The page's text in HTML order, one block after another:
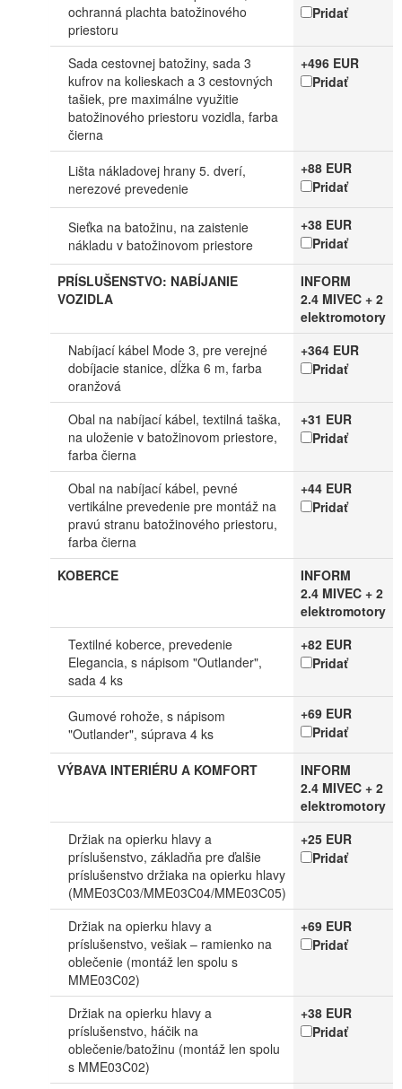
ochranná plachta batožinového
priestoru
Pridať
Sada cestovnej batožiny, sada 3
kufrov na kolieskach a 3 cestovných
tašiek, pre maximálne využitie
batožinového priestoru vozidla, farba
čierna
+496 EUR
Pridať
Lišta nákladovej hrany 5. dverí,
nerezové prevedenie
+88 EUR
Pridať
Sieťka na batožinu, na zaistenie
nákladu v batožinovom priestore
+38 EUR
Pridať
PRÍSLUŠENSTVO: NABÍJANIE
VOZIDLA
INFORM
2.4 MIVEC + 2
elektromotory
Nabíjací kábel Mode 3, pre verejné
dobíjacie stanice, dĺžka 6 m, farba
oranžová
+364 EUR
Pridať
Obal na nabíjací kábel, textilná taška,
na uloženie v batožinovom priestore,
farba čierna
+31 EUR
Pridať
Obal na nabíjací kábel, pevné
vertikálne prevedenie pre montáž na
pravú stranu batožinového priestoru,
farba čierna
+44 EUR
Pridať
KOBERCE
INFORM
2.4 MIVEC + 2
elektromotory
Textilné koberce, prevedenie
Elegancia, s nápisom "Outlander",
sada 4 ks
+82 EUR
Pridať
Gumové rohože, s nápisom
"Outlander", súprava 4 ks
+69 EUR
Pridať
VÝBAVA INTERIÉRU A KOMFORT
INFORM
2.4 MIVEC + 2
elektromotory
Držiak na opierku hlavy a
príslušenstvo, základňa pre ďalšie
príslušenstvo držiaka na opierku hlavy
(MME03C03/MME03C04/MME03C05)
+25 EUR
Pridať
Držiak na opierku hlavy a
príslušenstvo, vešiak – ramienko na
oblečenie (montáž len spolu s
MME03C02)
+69 EUR
Pridať
Držiak na opierku hlavy a
príslušenstvo, háčik na
oblečenie/batožinu (montáž len spolu
s MME03C02)
+38 EUR
Pridať